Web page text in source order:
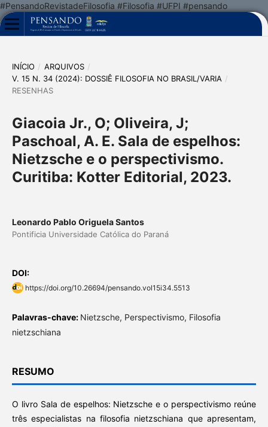
#PensandoRevistadeFilosofia #Filosofia #UFPI #pensando
INÍCIO / ARQUIVOS /
V. 15 N. 34 (2024): DOSSIÊ FILOSOFIA NO BRASIL/VARIA /
RESENHAS
Giacoia Jr., O; Oliveira, J;
Paschoal, A. E. Sala de espelhos:
Nietzsche e o perspectivismo.
Curitiba: Kotter Editorial, 2023.
Leonardo Pablo Origuela Santos
Pontificia Universidade Católica do Paraná
DOI:
https://doi.org/10.26694/pensando.vol15i34.5513
Palavras-chave: Nietzsche, Perspectivismo, Filosofia
nietzschiana
RESUMO
O livro Sala de espelhos: Nietzsche e o perspectivismo reúne
três especialistas na filosofia nietzschiana que apresentam,